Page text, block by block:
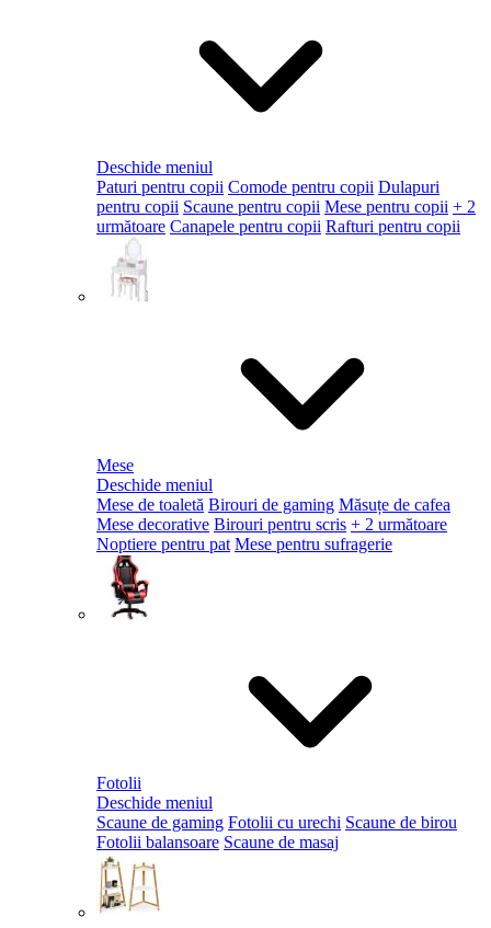
Deschide meniul
Paturi pentru copii Comode pentru copii Dulapuri
pentru copii Scaune pentru copii Mese pentru copii + 2
următoare Canapele pentru copii Rafturi pentru copii
Mese
Deschide meniul
Mese de toaletă Birouri de gaming Măsuțe de cafea
Mese decorative Birouri pentru scris + 2 următoare
Noptiere pentru pat Mese pentru sufragerie
Fotolii
Deschide meniul
Scaune de gaming Fotolii cu urechi Scaune de birou
Fotolii balansoare Scaune de masaj